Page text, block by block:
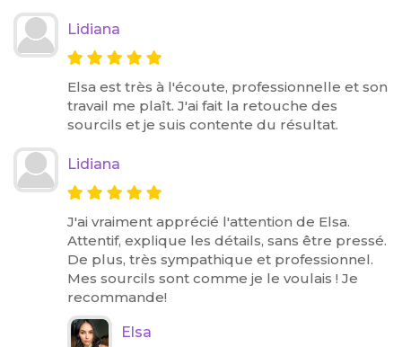
Lidiana
Elsa est très à l'écoute, professionnelle et son
travail me plaît. J'ai fait la retouche des
sourcils et je suis contente du résultat.
Lidiana
J'ai vraiment apprécié l'attention de Elsa.
Attentif, explique les détails, sans être pressé.
De plus, très sympathique et professionnel.
Mes sourcils sont comme je le voulais ! Je
recommande!
Elsa